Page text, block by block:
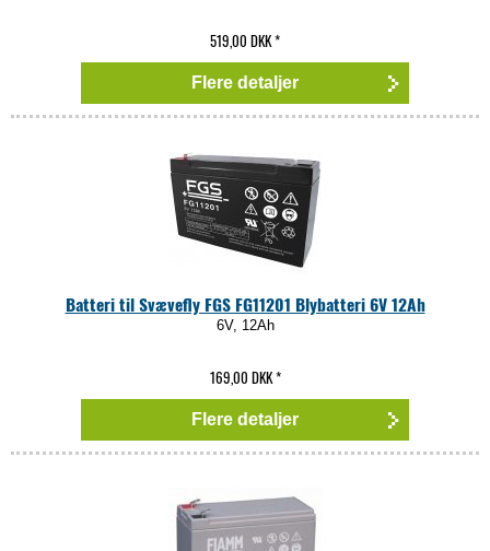
519,00 DKK*
Flere detaljer
Batteri til Svævefly FGS FG11201 Blybatteri 6V 12Ah
6V, 12Ah
169,00 DKK*
Flere detaljer